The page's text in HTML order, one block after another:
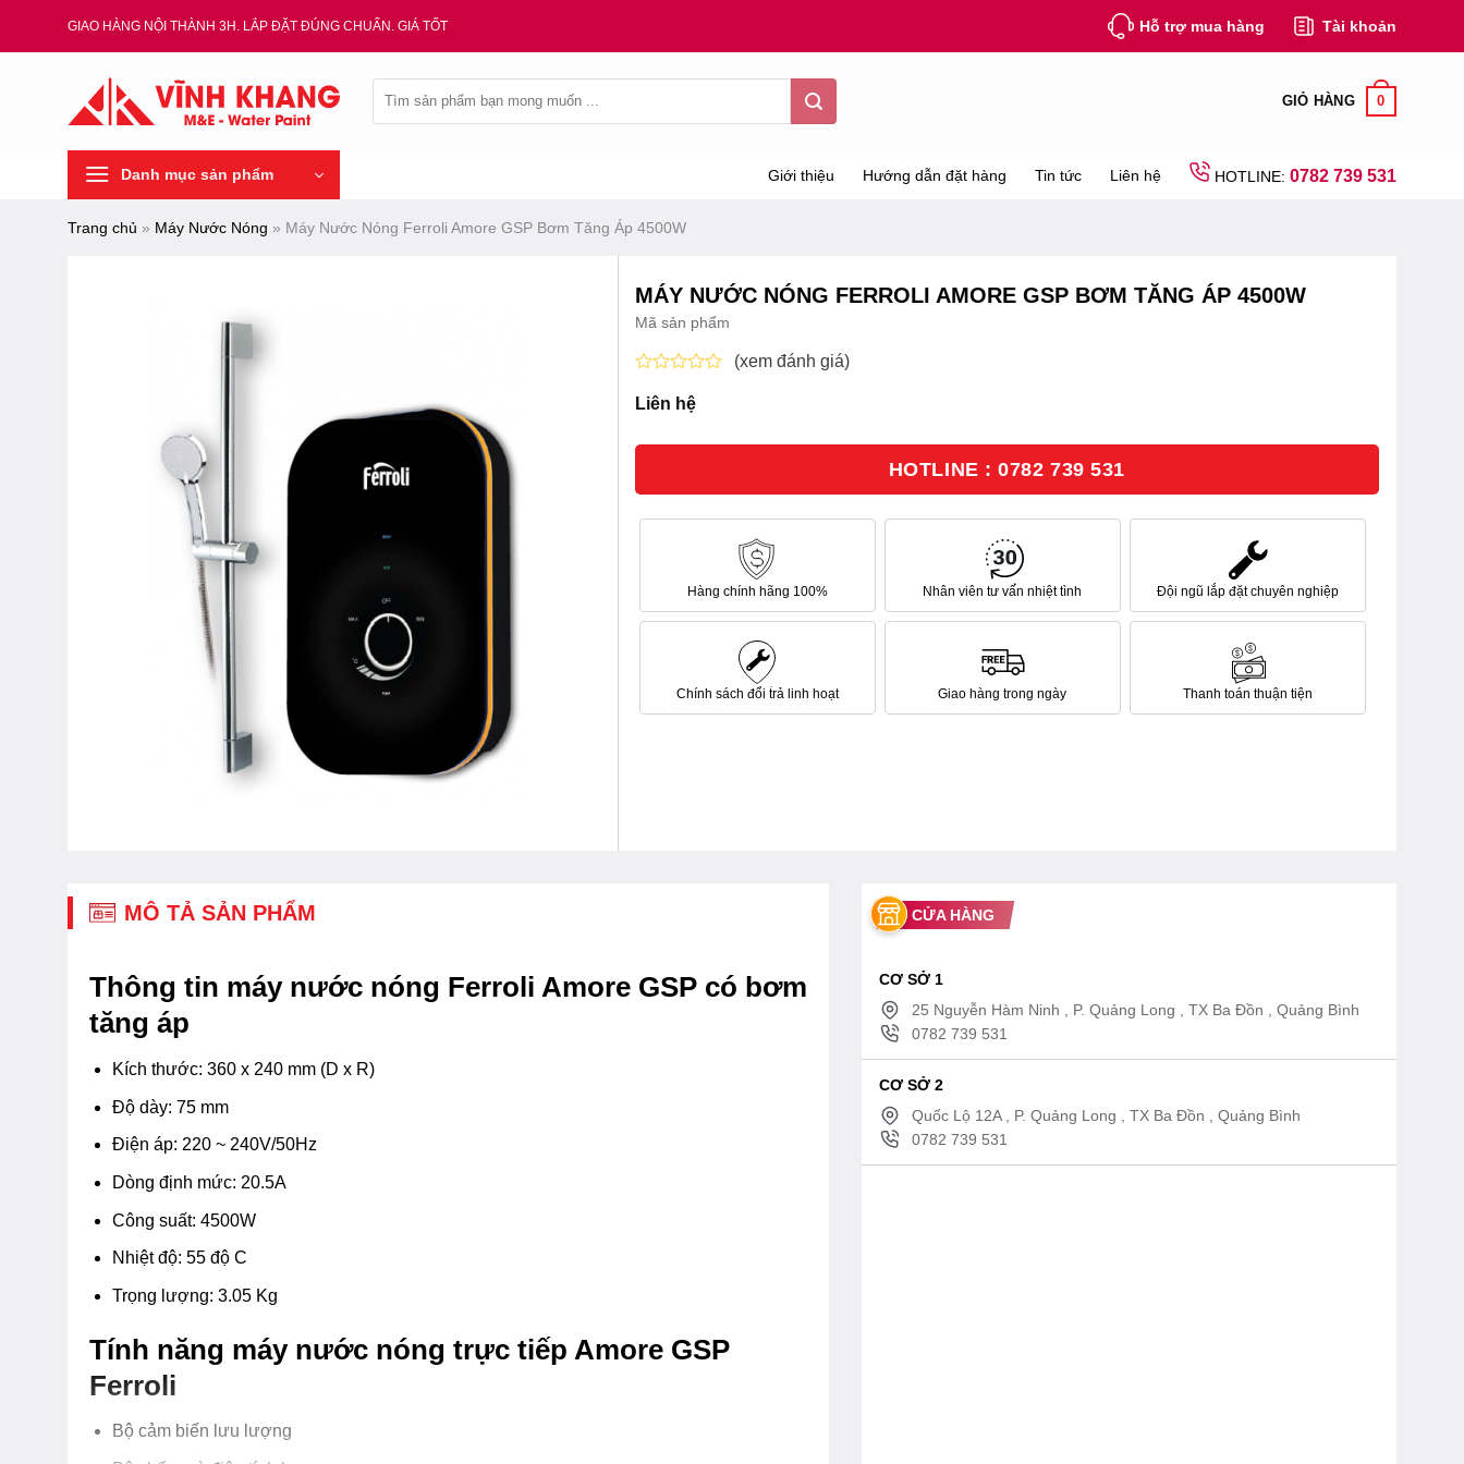
GIAO HÀNG NỘI THÀNH 3H. LẮP ĐẶT ĐÚNG CHUẨN. GIÁ TỐT Hỗ trợ mua hàng Tài khoản
kiếm:
GIỎ HÀNG 0
Danh mục sản phẩm Giới thiệu Hướng dẫn đặt hàng Tin tức Liên hệ HOTLINE: 0782 739 531
Trang chủ » Máy Nước Nóng » Máy Nước Nóng Ferroli Amore GSP Bơm Tăng Áp 4500W
MÁY NƯỚC NÓNG FERROLI AMORE GSP BƠM TĂNG ÁP 4500W
Mã sản phẩm
xếp
(xem đánh giá)
Liên hệ
HOTLINE : 0782 739 531
Hàng chính hãng 100% Nhân viên tư vấn nhiệt tình Đội ngũ lắp đặt chuyên nghiệp
Chính sách đổi trả linh hoạt Giao hàng trong ngày Thanh toán thuận tiện
MÔ TẢ SẢN PHẨM
Thông tin máy nước nóng Ferroli Amore GSP có bơm
tăng áp
Kích thước: 360 x 240 mm (D x R)
Độ dày: 75 mm
Điện áp: 220 ~ 240V/50Hz
Dòng định mức: 20.5A
Công suất: 4500W
Nhiệt độ: 55 độ C
Trọng lượng: 3.05 Kg
Tính năng máy nước nóng trực tiếp Amore GSP
Ferroli
Bộ cảm biến lưu lượng
CỬA HÀNG
CƠ SỞ 1
25 Nguyễn Hàm Ninh , P. Quảng Long , TX Ba Đồn , Quảng Bình
0782 739 531
CƠ SỞ 2
Quốc Lộ 12A , P. Quảng Long , TX Ba Đồn , Quảng Bình
0782 739 531